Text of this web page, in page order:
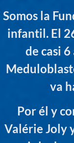
Somos la
infantil. El
de casi
va
Por él y
Valérie Joly